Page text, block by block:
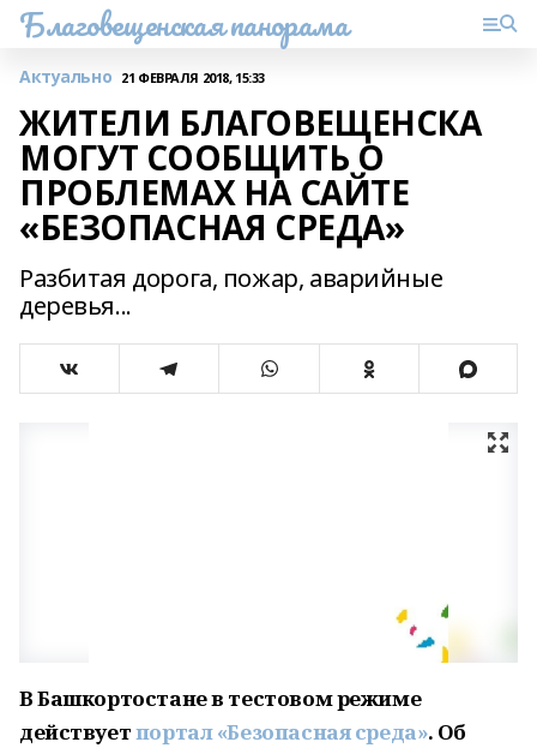
Благовещенская панорама
Актуально 21 ФЕВРАЛЯ 2018, 15:33
ЖИТЕЛИ БЛАГОВЕЩЕНСКА
МОГУТ СООБЩИТЬ О
ПРОБЛЕМАХ НА САЙТЕ
«БЕЗОПАСНАЯ СРЕДА»
Разбитая дорога, пожар, аварийные
деревья...
В Башкортостане в тестовом режиме
действуетпортал «Безопасная среда». Об